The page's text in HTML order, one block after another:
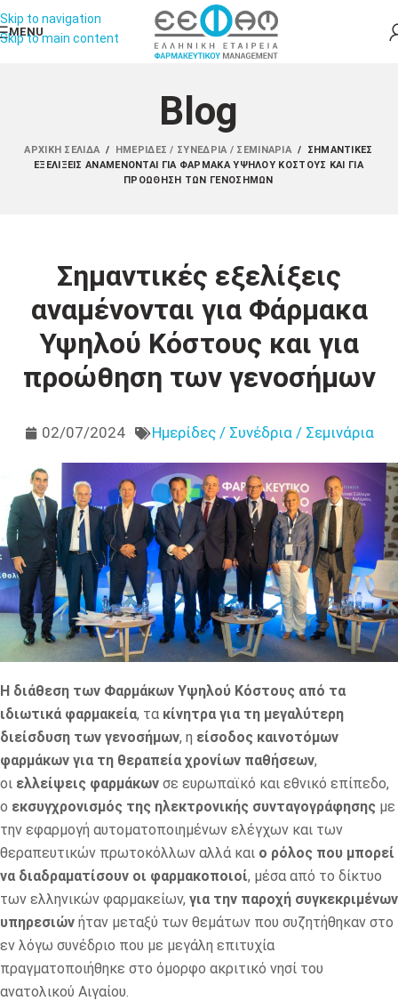
Skip to navigation
Skip to main content
MENU
Blog
ΑΡΧΙΚΉ ΣΕΛΊΔΑ / ΗΜΕΡΊΔΕΣ / ΣΥΝΈΔΡΙΑ / ΣΕΜΙΝΆΡΙΑ /
ΣΗΜΑΝΤΙΚΈΣ
ΕΞΕΛΊΞΕΙΣ ΑΝΑΜΈΝΟΝΤΑΙ ΓΙΑ ΦΆΡΜΑΚΑ ΥΨΗΛΟΎ ΚΌΣΤΟΥΣ ΚΑΙ ΓΙΑ
ΠΡΟΏΘΗΣΗ ΤΩΝ ΓΕΝΟΣΉΜΩΝ
Σημαντικές εξελίξεις
αναμένονται για Φάρμακα
Υψηλού Κόστους και για
προώθηση των γενοσήμων
02/07/2024 Ημερίδες / Συνέδρια / Σεμινάρια
Η διάθεση των Φαρμάκων Υψηλού Κόστους από τα
ιδιωτικά φαρμακεία, τα κίνητρα για τη μεγαλύτερη
διείσδυση των γενοσήμων, η είσοδος καινοτόμων
φαρμάκων για τη θεραπεία χρονίων παθήσεων,
οι ελλείψεις φαρμάκων σε ευρωπαϊκό και εθνικό επίπεδο,
ο εκσυγχρονισμός της ηλεκτρονικής συνταγογράφησης με
την εφαρμογή αυτοματοποιημένων ελέγχων και των
θεραπευτικών πρωτοκόλλων αλλά και ο ρόλος που μπορεί
να διαδραματίσουν οι φαρμακοποιοί, μέσα από το δίκτυο
των ελληνικών φαρμακείων, για την παροχή συγκεκριμένων
υπηρεσιών ήταν μεταξύ των θεμάτων που συζητήθηκαν στο
εν λόγω συνέδριο που με μεγάλη επιτυχία
πραγματοποιήθηκε στο όμορφο ακριτικό νησί του
ανατολικού Αιγαίου.